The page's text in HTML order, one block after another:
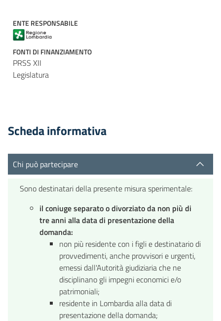
ENTE RESPONSABILE
FONTI DI FINANZIAMENTO
PRSS XII
Legislatura
Scheda informativa
Chi può partecipare
Sono destinatari della presente misura sperimentale:
il coniuge separato o divorziato da non più di
tre anni alla data di presentazione della
domanda:
non più residente con i figli e destinatario di
provvedimenti, anche provvisori e urgenti,
emessi dall'Autorità giudiziaria che ne
disciplinano gli impegni economici e/o
patrimoniali;
residente in Lombardia alla data di
presentazione della domanda;